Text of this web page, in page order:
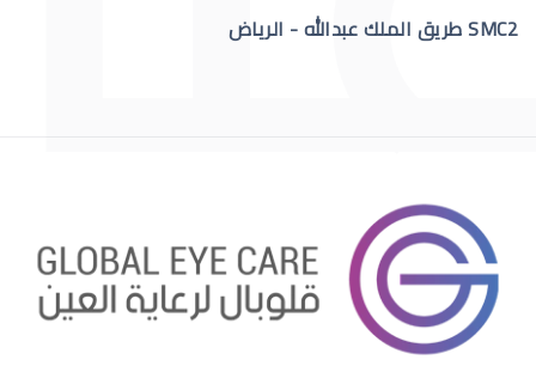
مرض الماء الازرق بالعين
SMC2 طريق الملك عبدالله - الرياض